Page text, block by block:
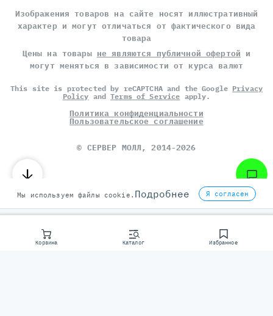
Корзина Каталог Избранное
Изображения товаров на сайте носят иллюстративный
характер и могут отличаться от фактического вида
товара
Цены на товары не являются публичной офертой и
могут меняться в зависимости от курса валют
This site is protected by reCAPTCHA and the Google Privacy
Policy andTerms of Service apply.
Политика конфиденциальности
Пользовательское соглашение
© СЕРВЕР МОЛЛ, 2014-2026
Мы используем файлы cookie. Подробнее Я согласен